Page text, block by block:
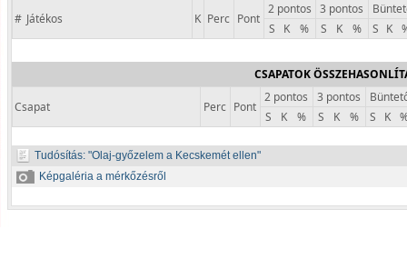
# Játékos K Perc Pont
2 pontos 3 pontos
S
K % S K % S K
CSAPATOK
Csapat Perc Pont
2 pontos 3 pontos
S
K % S K % S K
Tudósítás: Olaj-győzelem a Kecskemét ellen
Képgaléria a mérkőzésről